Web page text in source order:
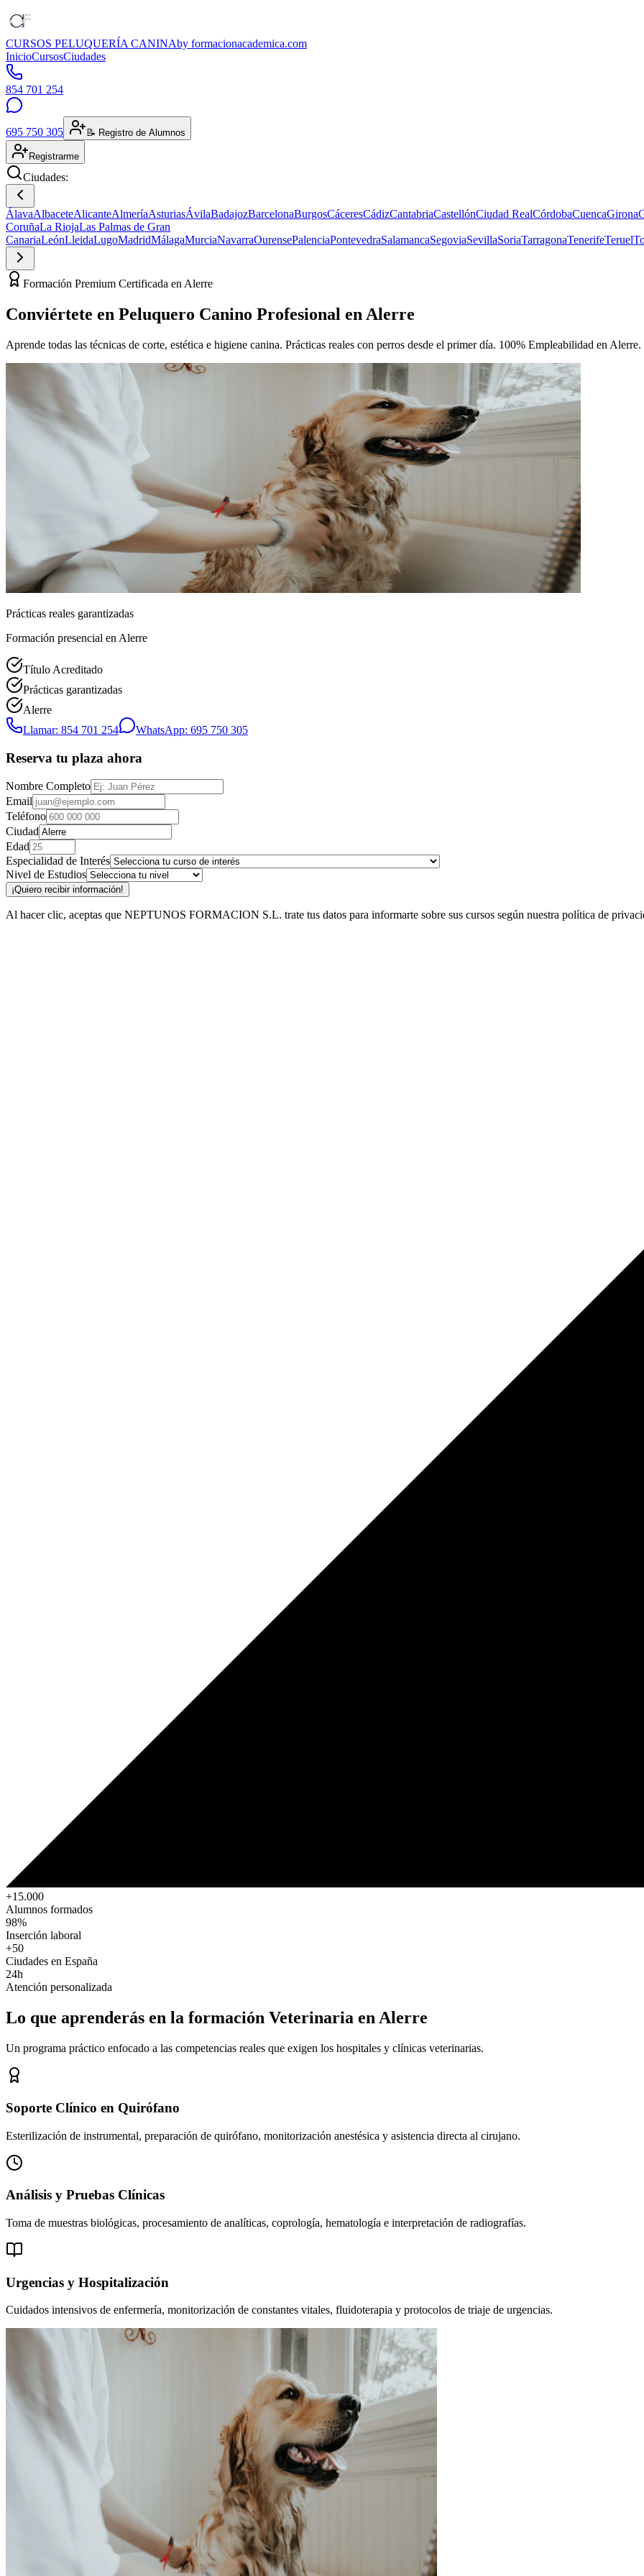
CURSOS PELUQUERÍA CANINAby formacionacademica.com
InicioCursosCiudades
854 701 254
695 750 305 📝 Registro de Alumnos
Registrarme
Ciudades:
ÁlavaAlbaceteAlicanteAlmeríaAsturiasÁvilaBadajozBarcelonaBurgosCáceresCádizCantabriaCastellónCiudad RealCórdobaCuencaGirona
CoruñaLa RiojaLas Palmas de Gran
CanariaLeónLleidaLugoMadridMálagaMurciaNavarraOurensePalenciaPontevedraSalamancaSegoviaSevillaSoriaTarragonaTenerifeTeruel
Formación Premium Certificada en Alerre
Conviértete en Peluquero Canino Profesional en Alerre
Aprende todas las técnicas de corte, estética e higiene canina. Prácticas reales con perros desde el primer día. 100% Empleabilidad en Alerre.
Prácticas reales garantizadas
Formación presencial en Alerre
Título Acreditado
Prácticas garantizadas
Alerre
Llamar: 854 701 254
WhatsApp: 695 750 305
Reserva tu plaza ahora
Nombre Completo
Email
Teléfono
Ciudad
Edad
Especialidad de Interés
Nivel de Estudios
¡Quiero recibir información!
Al hacer clic, aceptas que NEPTUNOS FORMACION S.L. trate tus datos para informarte sobre sus cursos según nuestra política de
+15.000
Alumnos formados
98%
Inserción laboral
+50
Ciudades en España
24h
Atención personalizada
Lo que aprenderás en la formación Veterinaria en Alerre
Un programa práctico enfocado a las competencias reales que exigen los hospitales y clínicas veterinarias.
Soporte Clínico en Quirófano
Esterilización de instrumental, preparación de quirófano, monitorización anestésica y asistencia directa al cirujano.
Análisis y Pruebas Clínicas
Toma de muestras biológicas, procesamiento de analíticas, coprología, hematología e interpretación de radiografías.
Urgencias y Hospitalización
Cuidados intensivos de enfermería, monitorización de constantes vitales, fluidoterapia y protocolos de triaje de urgencias.